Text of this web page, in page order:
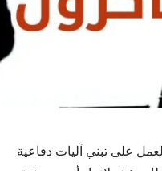
على تبني آليات دفاعية